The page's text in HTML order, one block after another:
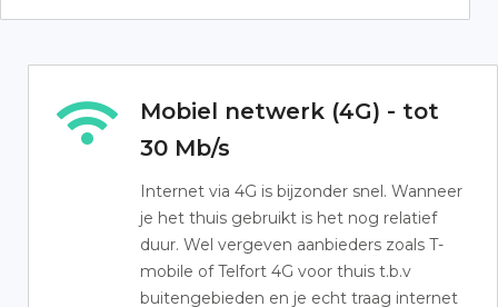
Mobiel netwerk (4G) - tot
30 Mb/s
Internet via 4G is bijzonder snel. Wanneer
je het thuis gebruikt is het nog relatief
duur. Wel vergeven aanbieders zoals T-
mobile of Telfort 4G voor thuis t.b.v
buitengebieden en je echt traag internet